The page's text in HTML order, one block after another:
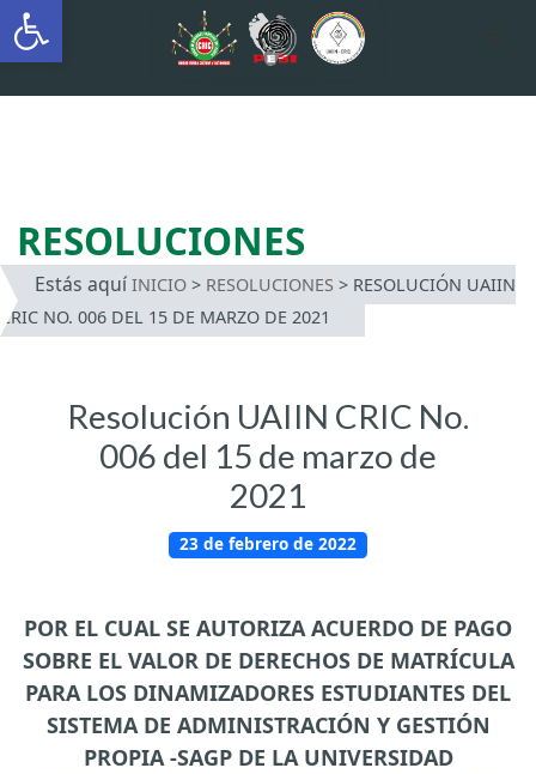
Saltar
al
INTERCULTURAL
RESOLUCIONES
Estás aquí INICIO> RESOLUCIONES > RESOLUCIÓN UAIIN
CRIC NO. 006 DEL 15 DE MARZO DE 2021
Resolución UAIIN CRIC No.
006 del 15 de marzo de
2021
23 de febrero de 2022
POR EL CUAL SE AUTORIZA ACUERDO DE PAGO
SOBRE EL VALOR DE DERECHOS DE MATRÍCULA
PARA LOS DINAMIZADORES ESTUDIANTES DEL
SISTEMA DE ADMINISTRACIÓN Y GESTIÓN
PROPIA -SAGP DE LA UNIVERSIDAD